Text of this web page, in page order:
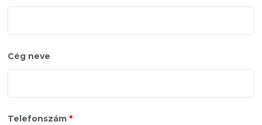
Cég neve
Telefonszám *